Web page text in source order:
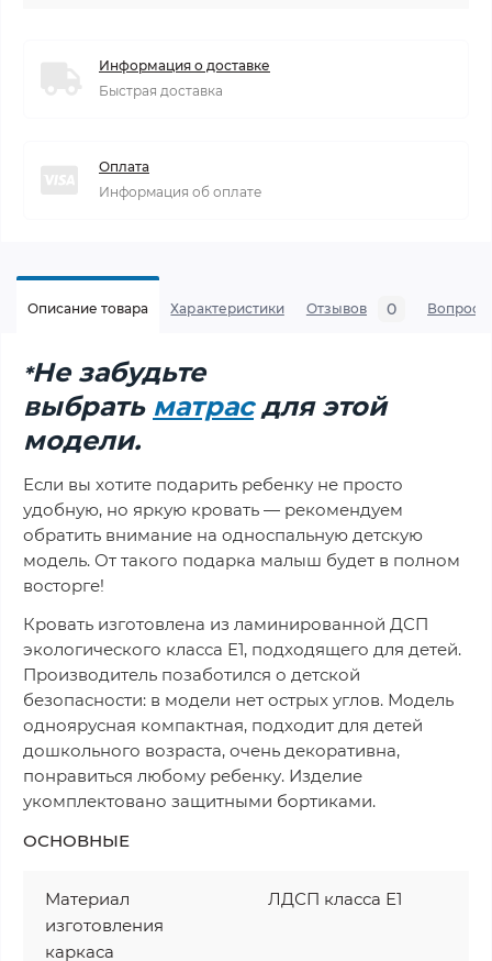
Информация о доставке
Быстрая доставка
Оплата
Информация об оплате
Описание товара Характеристики Отзывов 0 Вопросы
*Не забудьте
выбрать матрасдля этой
модели.
Если вы хотите подарить ребенку не просто
удобную, но яркую кровать — рекомендуем
обратить внимание на односпальную детскую
модель. От такого подарка малыш будет в полном
восторге!
Кровать изготовлена из ламинированной ДСП
экологического класса E1, подходящего для детей.
Производитель позаботился о детской
безопасности: в модели нет острых углов. Модель
одноярусная компактная, подходит для детей
дошкольного возраста, очень декоративна,
понравиться любому ребенку. Изделие
укомплектовано защитными бортиками.
ОСНОВНЫЕ
Материал
изготовления
каркаса
ЛДСП класса Е1